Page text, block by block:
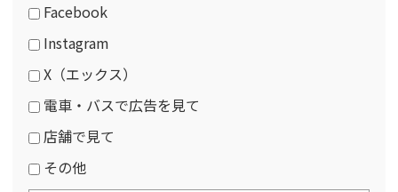
Facebook
Instagram
X（エックス）
電車・バスで広告を見て
店舗で見て
その他